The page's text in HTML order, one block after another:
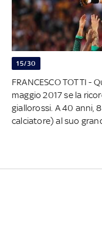
15/30
FRANCESCO TOTTI
maggio 2017 se la
giallorossi. A 40 anni,
calciatore) al suo